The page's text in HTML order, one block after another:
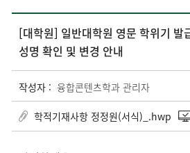
[대학원] 일반대학원 영문 학위기 발
성명 확인 및 변경 안내
작성자 : 융합콘텐츠학과 관리자
학적기재사항 정정원(서식)_.hwp